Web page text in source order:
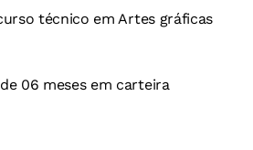
técnico em Artes gráficas
06 meses em carteira